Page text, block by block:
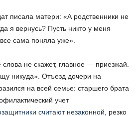
писала матери: «А родственники не
я вернусь? Пусть никто у меня
сама поняла уже».
не скажет, главное — приезжай.
никуда». Отъезд дочери на
на всей семье: старшего брата
учет
считают незаконной , резко